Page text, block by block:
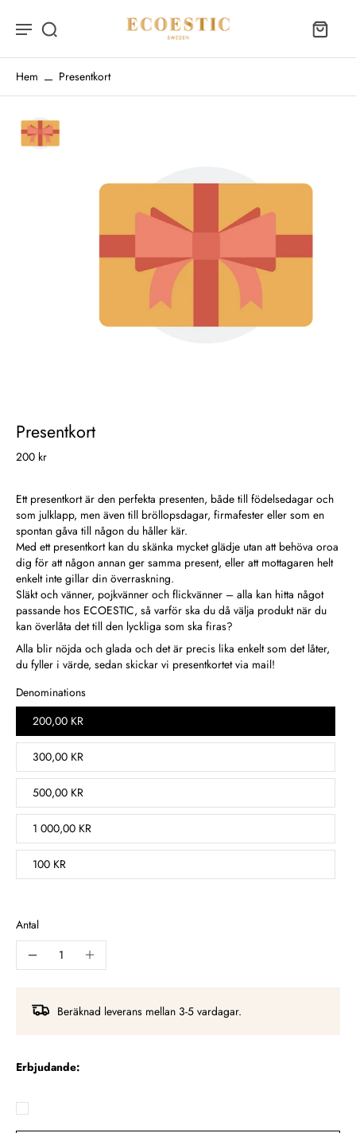
Hem Presentkort
Presentkort
200 kr
Ett presentkort är den perfekta presenten, både till födelsedagar och
som julklapp, men även till bröllopsdagar, firmafester eller som en
spontan gåva till någon du håller kär.
Med ett presentkort kan du skänka mycket glädje utan att behöva oroa
dig för att någon annan ger samma present, eller att mottagaren helt
enkelt inte gillar din överraskning.
Släkt och vänner, pojkvänner och flickvänner – alla kan hitta något
passande hos ECOESTIC, så varför ska du då välja produkt när du
kan överlåta det till den lyckliga som ska firas?
Alla blir nöjda och glada och det är precis lika enkelt som det låter,
du fyller i värde, sedan skickar vi presentkortet via mail!
Denominations
200,00 KR
300,00 KR
500,00 KR
1 000,00 KR
100 KR
Antal
Beräknad leverans mellan 3-5 vardagar.
Erbjudande: